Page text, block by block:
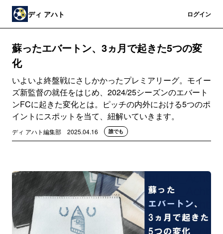
ディ アハト ログイン
蘇ったエバートン、3ヵ月で起きた5つの変
化
いよいよ終盤戦にさしかかったプレミアリーグ。モイー
ズ新監督の就任をはじめ、2024/25シーズンのエバート
ンFCに起きた変化とは。ピッチの内外における5つのポ
イントにスポットを当て、紐解いていきます。
ディ アハト編集部 2025.04.16 誰でも